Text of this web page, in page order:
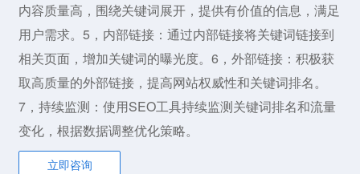
内容质量高，围绕关键词展开，提供有价值的信息，满足
用户需求。5，内部链接：通过内部链接将关键词链接到
相关页面，增加关键词的曝光度。6，外部链接：积极获
取高质量的外部链接，提高网站权威性和关键词排名。
7，持续监测：使用SEO工具持续监测关键词排名和流量
变化，根据数据调整优化策略。
立即咨询